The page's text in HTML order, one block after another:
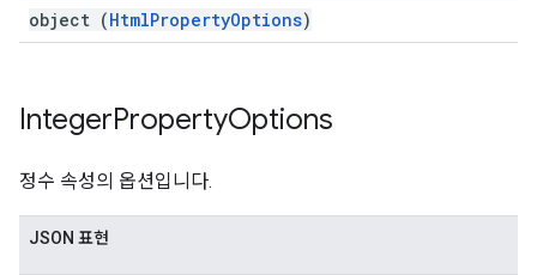
object (HtmlPropertyOptions)
IntegerPropertyOptions
정수 속성의 옵션입니다.
JSON 표현